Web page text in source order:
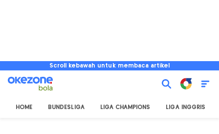
Scroll kebawah untuk membaca artikel
HOME BUNDESLIGA LIGA CHAMPIONS LIGA INGGRIS